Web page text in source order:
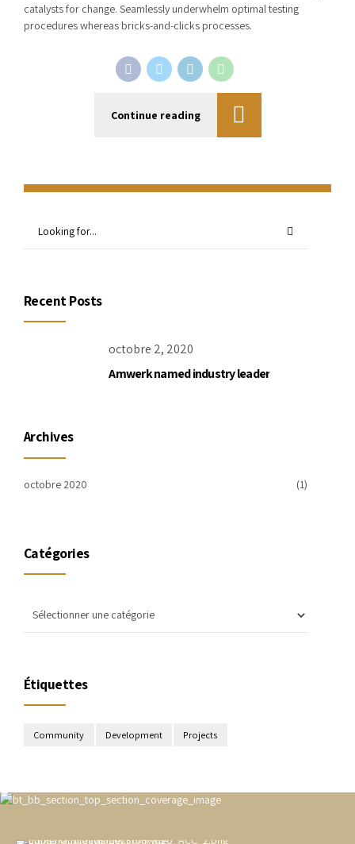
catalysts for change. Seamlessly underwhelm optimal testing
procedures whereas bricks-and-clicks processes.
Continue reading
Recent Posts
octobre 2, 2020
Amwerk named industry leader
Archives
octobre 2020 (1)
Catégories
Étiquettes
Community Development Projects